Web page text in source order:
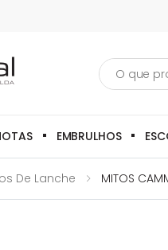
Pesquisa
EMBRULHOS
De Lanche MITOS